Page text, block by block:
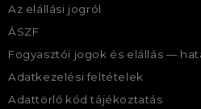
Az elállási jogról
ÁSZF
Fogyasztói jogok és elállás —
Adatkezelési feltételek
Adattörlő kód tájékoztatás